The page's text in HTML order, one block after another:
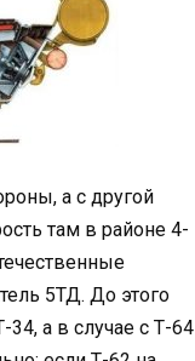
а с другой
там в районе 4-
5ТД. До этого
а в случае с Т-64